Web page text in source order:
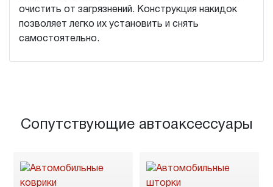
очистить от загрязнений. Конструкция накидок
позволяет легко их установить и снять
самостоятельно.
Сопутствующие автоаксессуары